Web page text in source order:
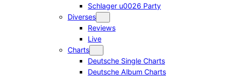
Schlager u0026 Party
Diverses
Reviews
Live
Charts
Deutsche Single Charts
Deutsche Album Charts